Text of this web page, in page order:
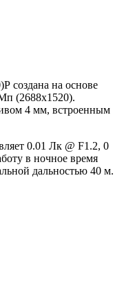
создана на основе
(2688х1520).
4 мм, встроенным
0.01 Лк @ F1.2, 0
в ночное время
дальностью 40 м.